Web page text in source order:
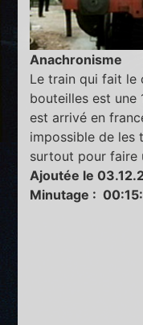
Anachronisme
Le train qui fait le
bouteilles est une
est arrivé en
impossible de les
surtout pour faire
Ajoutée le
Minutage :